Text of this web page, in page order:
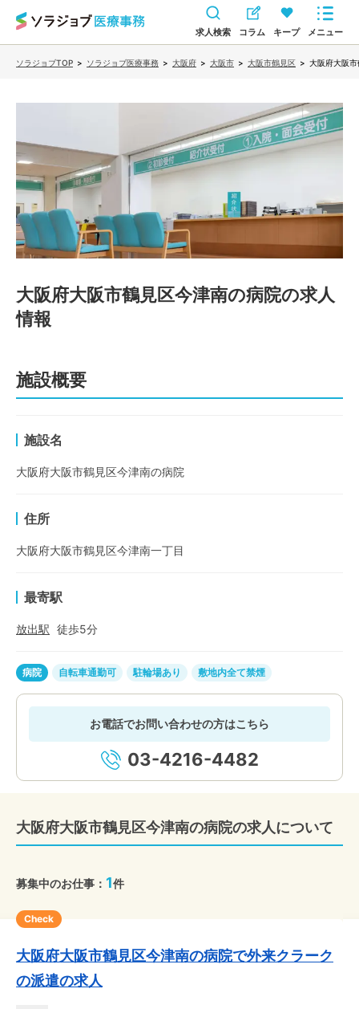
求人検索 コラム キープ メニュー
ソラジョブTOP > ソラジョブ医療事務 > 大阪府 > 大阪市 > 大阪市鶴見区 > 大阪府大阪
大阪府大阪市鶴見区今津南の病院の求人
情報
施設概要
施設名
大阪府大阪市鶴見区今津南の病院
住所
大阪府大阪市鶴見区今津南一丁目
最寄駅
放出駅 徒歩5分
病院 自転車通勤可 駐輪場あり 敷地内全て禁煙
お電話でお問い合わせの方はこちら
03-4216-4482
大阪府大阪市鶴見区今津南の病院の求人について
募集中のお仕事： 1件
Check
大阪府大阪市鶴見区今津南の病院で外来クラーク
の派遣の求人